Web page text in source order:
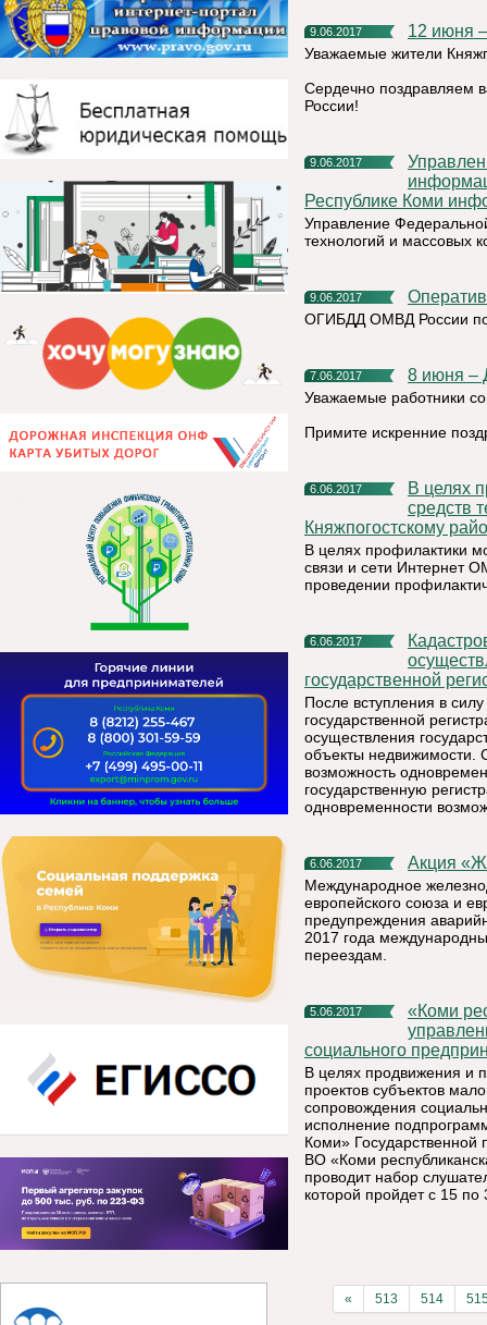
9.06.2017 12 июня
Уважаемые жители
Сердечно поздравляем
России!
9.06.2017
Управление Федеральной службы по надзору в сфере связи,
Республике Коми
Управление
технологий и массовых
9.06.2017
ОГИБДД ОМВД России по
7.06.2017 8 июня
Уважаемые работники
Примите искренние
6.06.2017
В целях профилактики мошенничества с использованием
средств
Княжпогостскому
В целях профилактики
связи и сети Интернет
проведении
6.06.2017
Кадастровая палата информирует: случаи одновременного
государственной
После вступления в
государственной
осуществления
объекты недвижимости.
возможность
государственную
одновременности
6.06.2017 Акция
Международное
европейского союза и
предупреждения
2017 года
переездам.
5.06.2017
«Коми республиканская академия государственной службы и
социального
В целях продвижения и
проектов субъектов
сопровождения
исполнение
Коми»
ВО «Коми
проводит набор
которой пройдет с 15
« 513 514